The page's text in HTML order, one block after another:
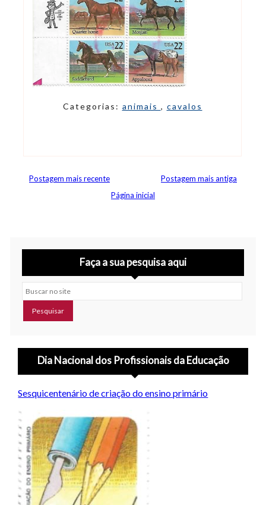
Categorias: animais , cavalos
Postagem mais recente
Postagem mais antiga
Página inicial
Faça a sua pesquisa aqui
Buscar no site
Dia Nacional dos Profissionais da Educação
Sesquicentenário de criação do ensino primário